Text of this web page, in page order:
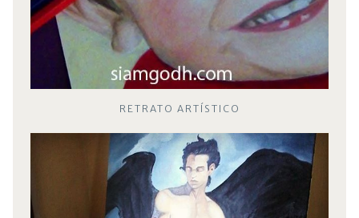
RETRATO ARTÍSTICO